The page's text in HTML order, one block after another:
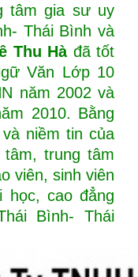
tâm gia sư uy
Thái Bình và
Thu Hàđã tốt
Văn Lớp 10
năm 2002 và
2010. Bằng
niềm tin của
trung tâm
viên, sinh viên
học, cao đẳng
Bình- Thái